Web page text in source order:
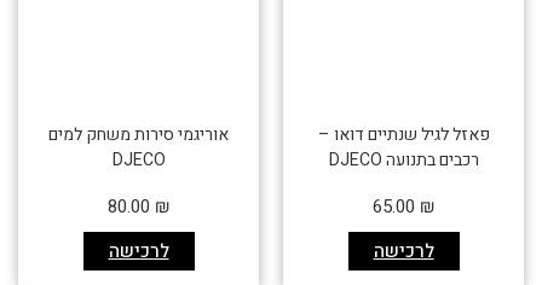
פאזל לגיל שנתיים דואו –
רכבים בתנועה DJECO
לרכישה
65.00 ₪
אוריגמי סירות משחק למים
DJECO
לרכישה
80.00 ₪